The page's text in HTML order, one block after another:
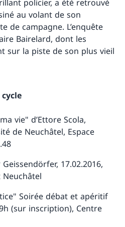
policier, a été retrouvé
au volant de son
de campagne. L’enquête
Bairelard, dont les
sur la piste de son plus vieil
vie" d’Ettore Scola,
de Neuchâtel, Espace
17.02.2016,
Soirée débat et apéritif
(sur inscription), Centre